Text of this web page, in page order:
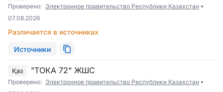
Проверено: Электронное правительство Республики Казахстан
07.08.2026
Различается в источниках
Источники
Қаз "ТОКА 72" ЖШС
Проверено: Электронное правительство Республики Казахстан